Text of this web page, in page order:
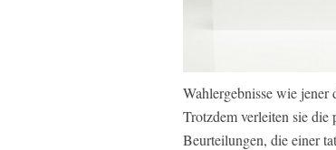
Wahlergebnisse wie jener
Trotzdem verleiten sie die
Beurteilungen, die einer